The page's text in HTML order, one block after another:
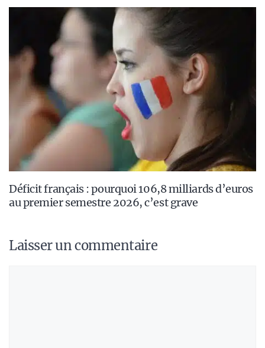
Déficit français : pourquoi 106,8 milliards d’euros
au premier semestre 2026, c’est grave
Laisser un commentaire